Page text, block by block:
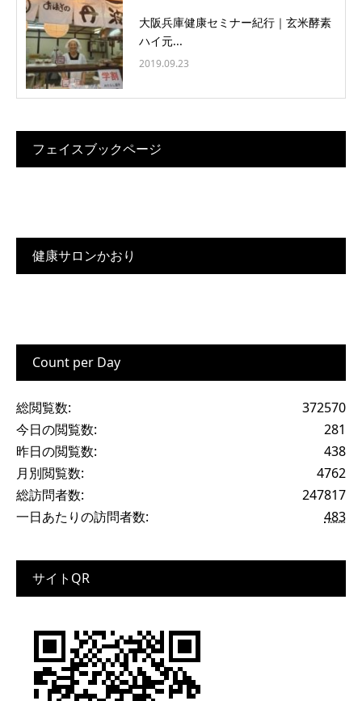
大阪兵庫健康セミナー紀行｜玄米酵素
ハイ元...
2019.09.23
フェイスブックページ
健康サロンかおり
Count per Day
372570
総閲覧数:
281
今日の閲覧数:
438
昨日の閲覧数:
4762
月別閲覧数:
247817
総訪問者数:
483
一日あたりの訪問者数:
サイトQR